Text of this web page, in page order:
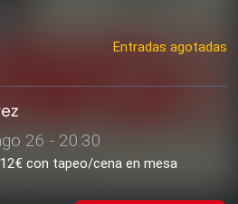
Entradas agotadas
26 - 20:30
con tapeo/cena en mesa